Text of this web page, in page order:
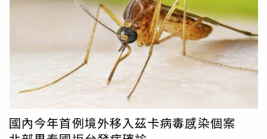
許可，事後仍被推翻，顯示法規隱晦與制度不確定性極高。
對於「置地廣場桃園B區」限高的討論，國泰當初提供給建
築師的前期評估報告內容也曝光，針對基地位處敏感位置的
因應對策，表明將依「航空站飛行場助航設備四周禁止限制
建築物及其他障礙物高度管理辦法」第4條第1項第4款第1
目所劃定之桃園航空站圓錐面1:20的高距比（距離航空站每
增加20公尺，高度增加1公尺），該範圍限建高度約為海拔
114.6~156.8公尺。然而同一段落接續寫著，本案場址若興
建計畫高度60公尺以上，應提供相關資料予交通部民航局評
國內今年首例境外移入茲卡病毒感染個案